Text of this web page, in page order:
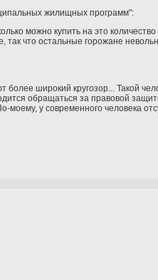
жилищных программ":
можно купить на это
что остальные горожане
широкий кругозор... Такой
обращаться за правовой
у современного человека